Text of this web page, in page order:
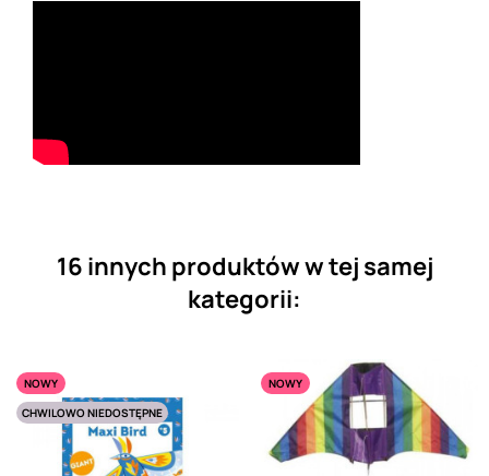
16 innych produktów w tej samej
kategorii:
NOWY
CHWILOWO NIEDOSTĘPNE
NOWY